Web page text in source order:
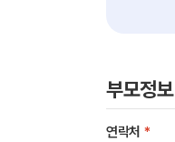
부모정보
연락처 *